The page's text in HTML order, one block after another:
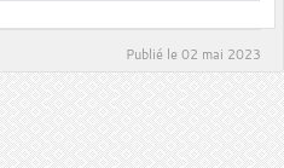
Publié le 02 mai 2023